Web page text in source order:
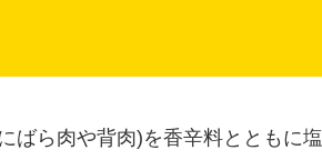
ばら肉や背肉)を香辛料とともに塩